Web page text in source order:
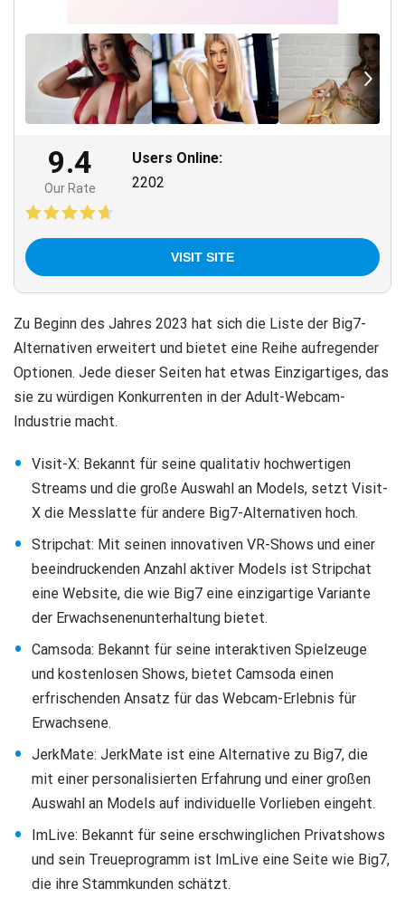
Users Online:
2202
9.4
Our Rate
VISIT SITE
Zu Beginn des Jahres 2023 hat sich die Liste der Big7-
Alternativen erweitert und bietet eine Reihe aufregender
Optionen. Jede dieser Seiten hat etwas Einzigartiges, das
sie zu würdigen Konkurrenten in der Adult-Webcam-
Industrie macht.
Visit-X: Bekannt für seine qualitativ hochwertigen
Streams und die große Auswahl an Models, setzt Visit-
X die Messlatte für andere Big7-Alternativen hoch.
Stripchat: Mit seinen innovativen VR-Shows und einer
beeindruckenden Anzahl aktiver Models ist Stripchat
eine Website, die wie Big7 eine einzigartige Variante
der Erwachsenenunterhaltung bietet.
Camsoda: Bekannt für seine interaktiven Spielzeuge
und kostenlosen Shows, bietet Camsoda einen
erfrischenden Ansatz für das Webcam-Erlebnis für
Erwachsene.
JerkMate: JerkMate ist eine Alternative zu Big7, die
mit einer personalisierten Erfahrung und einer großen
Auswahl an Models auf individuelle Vorlieben eingeht.
ImLive: Bekannt für seine erschwinglichen Privatshows
und sein Treueprogramm ist ImLive eine Seite wie Big7,
die ihre Stammkunden schätzt.